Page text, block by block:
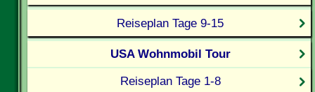
Reiseplan Tage 9-15
USA Wohnmobil Tour
Reiseplan Tage 1-8